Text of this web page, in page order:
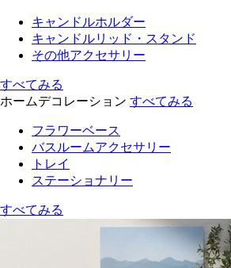
キャンドルホルダー
キャンドルリッド・スタンド
その他アクセサリー
すべてみる
ホームデコレーション すべてみる
フラワーベース
バスルームアクセサリー
トレイ
ステーショナリー
すべてみる